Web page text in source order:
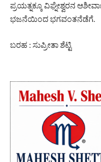
ಪ್ರಯತ್ನಕ್ಕೂ ವಿಘ್ನೇಶ್ವರನ
ಭಜನೆಯಿಂದ ಭಗವಂತನೆಡೆಗೆ.
ಬರಹ : ಸುಪ್ರೀತಾ ಶೆಟ್ಟಿ